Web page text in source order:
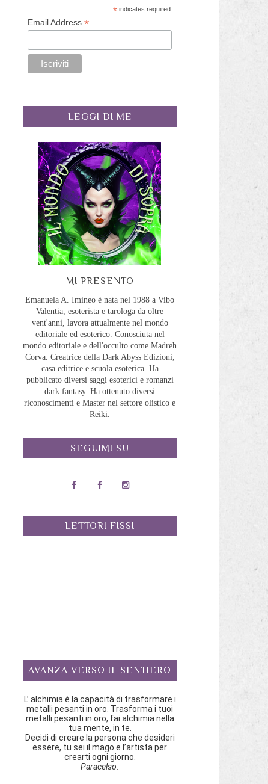
* indicates required
Email Address *
LEGGI DI ME
MI PRESENTO
Emanuela A. Imineo è nata nel 1988 a Vibo
Valentia, esoterista e tarologa da oltre
vent'anni, lavora attualmente nel mondo
editoriale ed esoterico. Conosciuta nel
mondo editoriale e dell'occulto come Madreh
Corva. Creatrice della Dark Abyss Edizioni,
casa editrice e scuola esoterica. Ha
pubblicato diversi saggi esoterici e romanzi
dark fantasy. Ha ottenuto diversi
riconoscimenti e Master nel settore olistico e
Reiki.
SEGUIMI SU
LETTORI FISSI
AVANZA VERSO IL SENTIERO
L’ alchimia è la capacità di trasformare i
metalli pesanti in oro. Trasforma i tuoi
metalli pesanti in oro, fai alchimia nella
tua mente, in te.
Decidi di creare la persona che desideri
essere, tu sei il mago e l’artista per
crearti ogni giorno.
Paracelso.